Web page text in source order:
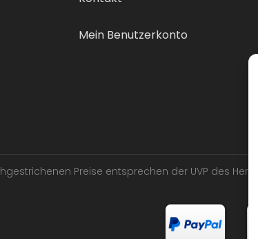
Mein Benutzerkonto
Preise entsprechen der UVP des